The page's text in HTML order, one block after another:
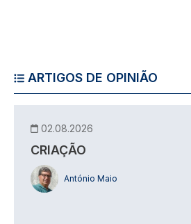
ARTIGOS DE OPINIÃO
02.08.2026
CRIAÇÃO
António Maio